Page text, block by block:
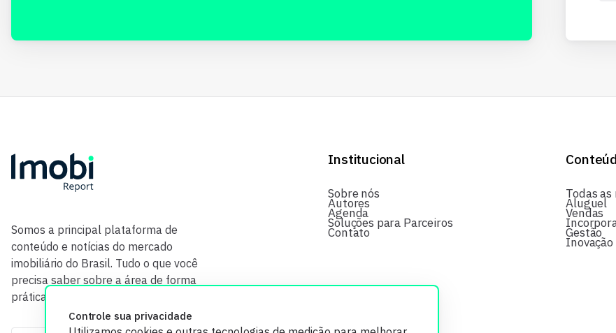
Controle sua privacidade
Somos a principal plataforma de
conteúdo e notícias do mercado
imobiliário do Brasil. Tudo o que você
precisa saber sobre a área de forma
prática e com credibilidade.
Institucional
Sobre nós
Autores
Agenda
Soluções para Parceiros
Contato
Todas
Aluguel
Vendas
Gestão
Inovação